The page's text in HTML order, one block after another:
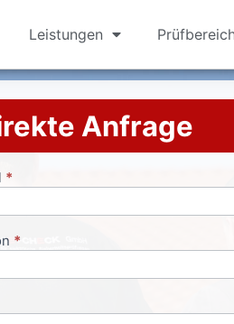
Leistungen
Anfrage
*
*